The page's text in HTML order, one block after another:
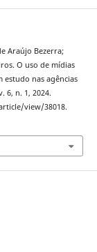
Araújo Bezerra;
O uso de mídias
nas agências
6, n. 1, 2024.
view/38018.